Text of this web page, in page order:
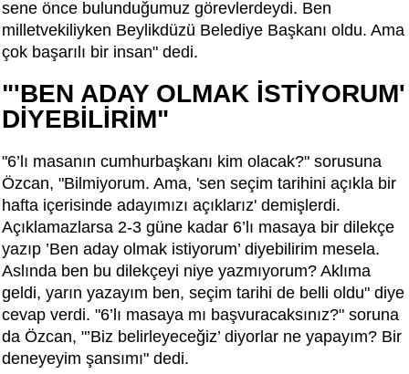
sene önce bulunduğumuz görevlerdeydi. Ben
milletvekiliyken Beylikdüzü Belediye Başkanı oldu. Ama
çok başarılı bir insan" dedi.
"'BEN ADAY OLMAK İSTİYORUM'
DİYEBİLİRİM"
"6’lı masanın cumhurbaşkanı kim olacak?" sorusuna
Özcan, "Bilmiyorum. Ama, 'sen seçim tarihini açıkla bir
hafta içerisinde adayımızı açıklarız' demişlerdi.
Açıklamazlarsa 2-3 güne kadar 6’lı masaya bir dilekçe
yazıp ’Ben aday olmak istiyorum’ diyebilirim mesela.
Aslında ben bu dilekçeyi niye yazmıyorum? Aklıma
geldi, yarın yazayım ben, seçim tarihi de belli oldu" diye
cevap verdi. "6’lı masaya mı başvuracaksınız?" soruna
da Özcan, "’Biz belirleyeceğiz’ diyorlar ne yapayım? Bir
deneyeyim şansımı" dedi.